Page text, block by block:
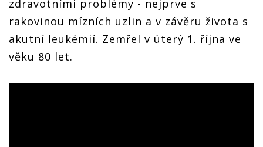
zdravotními problémy - nejprve s
rakovinou mízních uzlin a v závěru života s
akutní leukémií. Zemřel v úterý 1. října ve
věku 80 let.